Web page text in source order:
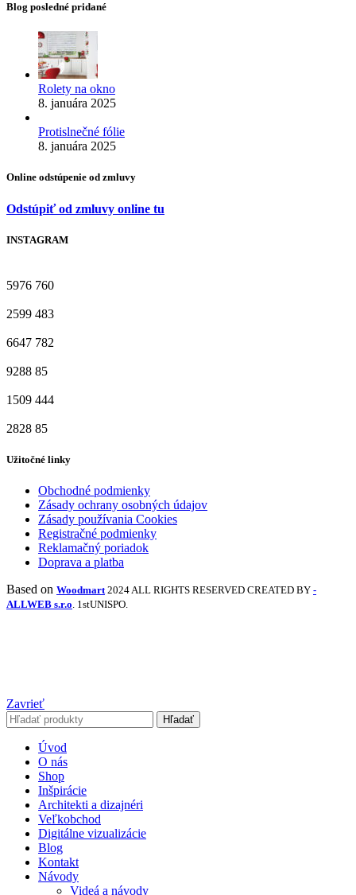
Blog posledné pridané
Rolety na okno
8. januára 2025
Protislnečné fólie
8. januára 2025
Online odstúpenie od zmluvy
Odstúpiť od zmluvy online tu
INSTAGRAM
5976 760
2599 483
6647 782
9288 85
1509 444
2828 85
Užitočné linky
Obchodné podmienky
Zásady ochrany osobných údajov
Zásady používania Cookies
Registračné podmienky
Reklamačný poriadok
Doprava a platba
Based on Woodmart 2024 ALL RIGHTS RESERVED CREATED BY -
ALLWEB s.r.o. 1stUNISPO.
Zavrieť
Hľadať
Úvod
O nás
Shop
Inšpirácie
Architekti a dizajnéri
Veľkobchod
Digitálne vizualizácie
Blog
Kontakt
Návody
Videá a návody